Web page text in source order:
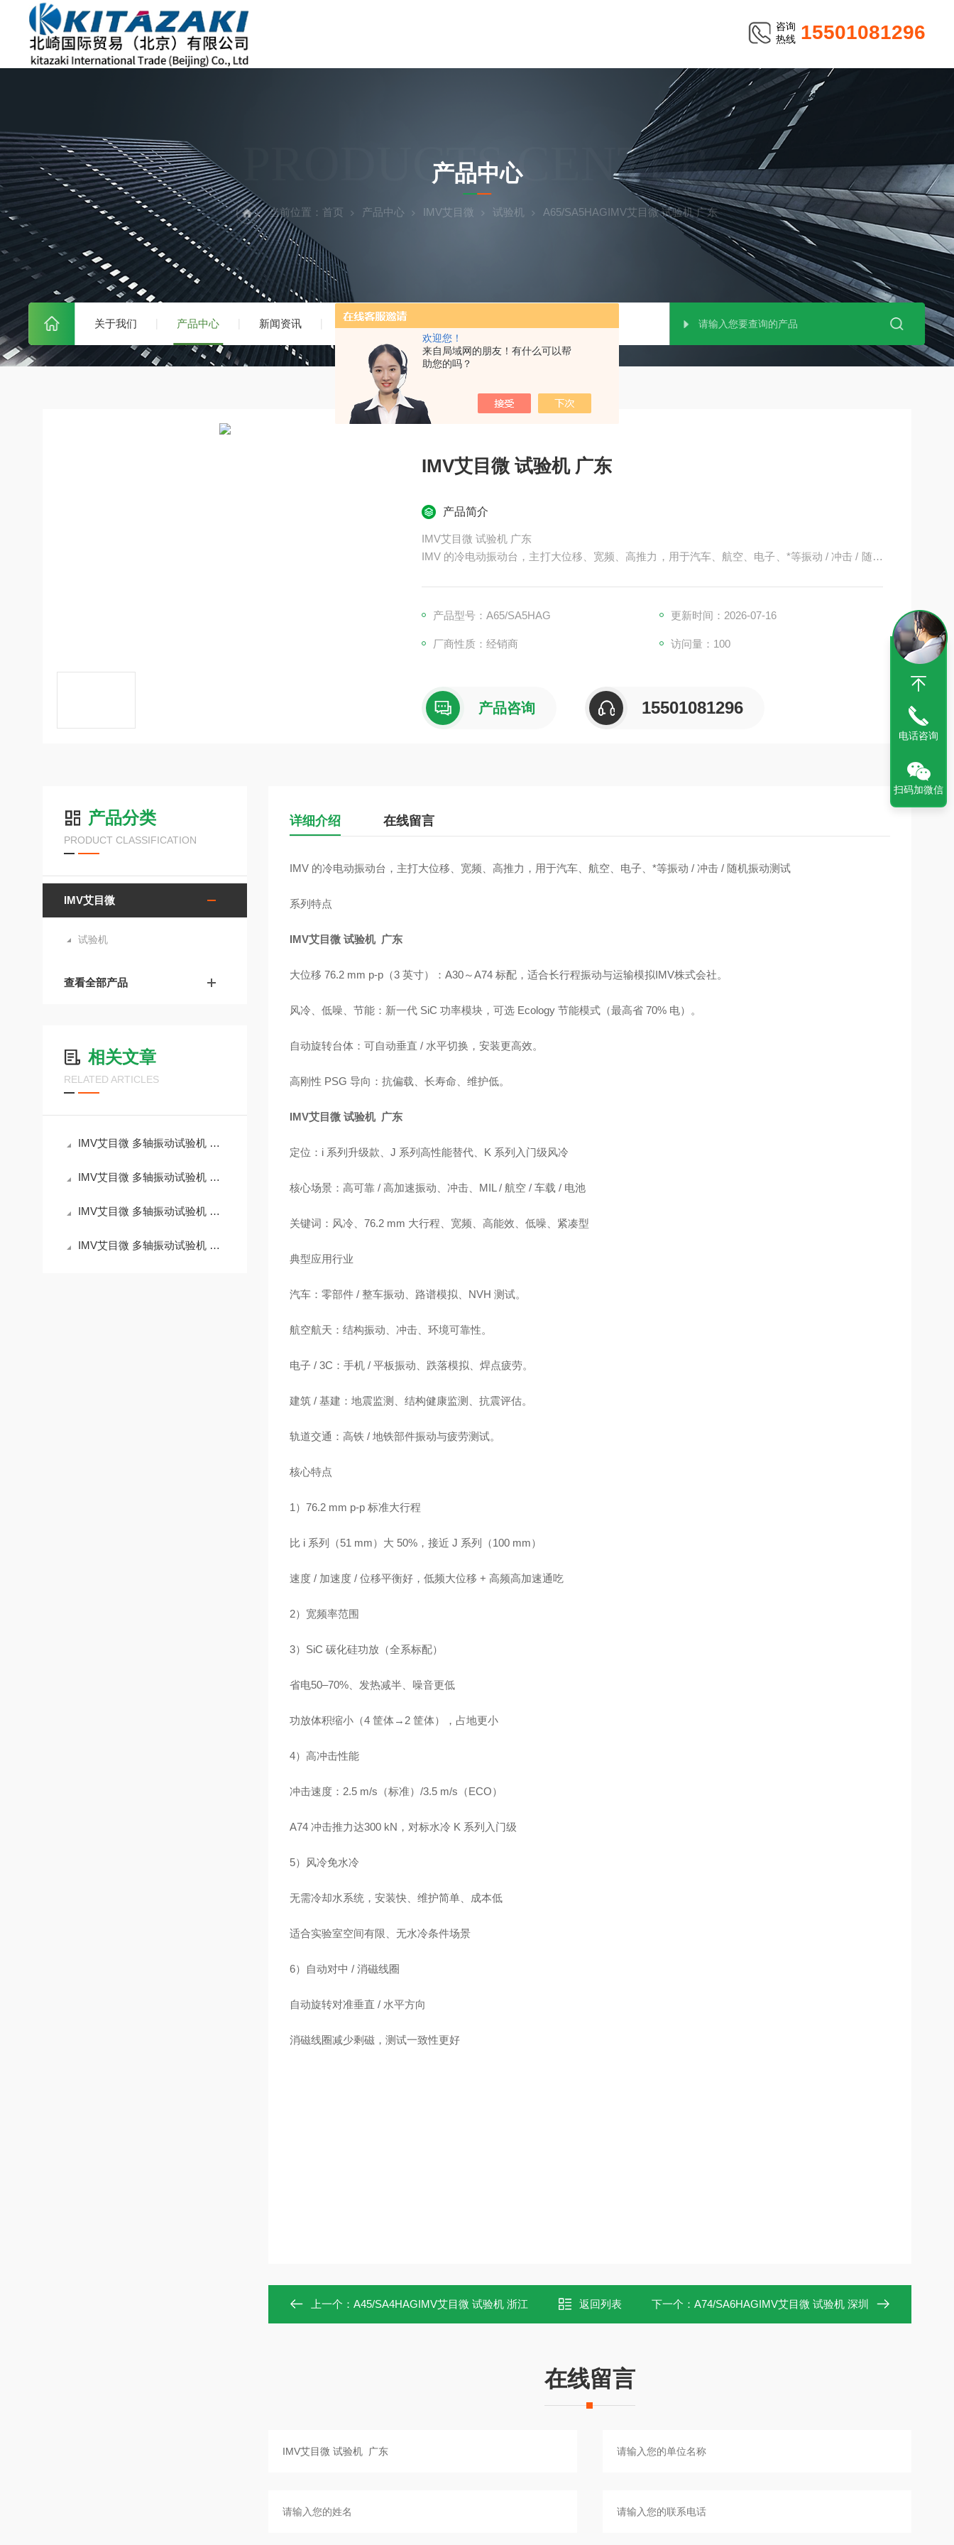
欢迎您！
来自局域网的朋友！有什么可以帮
助您的吗？
咨询
热线 15501081296
关于我们 产品中心 新闻资讯 技术文章
PRODUCTS CENTER
产品中心
当前位置： 首页 产品中心 IMV艾目微 试验机 A65/SA5HAGIMV艾目微 试验机 广东
IMV艾目微 试验机 广东
产品简介
IMV艾目微 试验机 广东
IMV 的冷电动振动台，主打大位移、宽频、高推力，用于汽车、航空、电子、*等振动 / 冲击 / 随机
产品型号：A65/SA5HAG 更新时间：2026-07-16
厂商性质：经销商 访问量：100
产品咨询 15501081296
产品分类
PRODUCT CLASSIFICATION
IMV艾目微
试验机
查看全部产品
相关文章
RELATED ARTICLES
IMV艾目微 多轴振动试验机 DS-5000-10M 产品简介
IMV艾目微 多轴振动试验机 DS-5000-8H 产品简介
IMV艾目微 多轴振动试验机 DS-5000-6H 产品简介
IMV艾目微 多轴振动试验机 DS-3000-15M 产品简介
详细介绍 在线留言
IMV 的冷电动振动台，主打大位移、宽频、高推力，用于汽车、航空、电子、*等振动 / 冲击 / 随机振动测试
系列特点
IMV艾目微 试验机 广东
大位移 76.2 mm p-p（3 英寸）：A30～A74 标配，适合长行程振动与运输模拟IMV株式会社。
风冷、低噪、节能：新一代 SiC 功率模块，可选 Ecology 节能模式（最高省 70% 电）。
自动旋转台体：可自动垂直 / 水平切换，安装更高效。
高刚性 PSG 导向：抗偏载、长寿命、维护低。
IMV艾目微 试验机 广东
定位：i 系列升级款、J 系列高性能替代、K 系列入门级风冷
核心场景：高可靠 / 高加速振动、冲击、MIL / 航空 / 车载 / 电池
关键词：风冷、76.2 mm 大行程、宽频、高能效、低噪、紧凑型
典型应用行业
汽车：零部件 / 整车振动、路谱模拟、NVH 测试。
航空航天：结构振动、冲击、环境可靠性。
电子 / 3C：手机 / 平板振动、跌落模拟、焊点疲劳。
建筑 / 基建：地震监测、结构健康监测、抗震评估。
轨道交通：高铁 / 地铁部件振动与疲劳测试。
核心特点
1）76.2 mm p‑p 标准大行程
比 i 系列（51 mm）大 50%，接近 J 系列（100 mm）
速度 / 加速度 / 位移平衡好，低频大位移 + 高频高加速通吃
2）宽频率范围
3）SiC 碳化硅功放（全系标配）
省电50–70%、发热减半、噪音更低
功放体积缩小（4 筐体→2 筐体），占地更小
4）高冲击性能
冲击速度：2.5 m/s（标准）/3.5 m/s（ECO）
A74 冲击推力达300 kN，对标水冷 K 系列入门级
5）风冷免水冷
无需冷却水系统，安装快、维护简单、成本低
适合实验室空间有限、无水冷条件场景
6）自动对中 / 消磁线圈
自动旋转对准垂直 / 水平方向
消磁线圈减少剩磁，测试一致性更好
上一个： A45/SA4HAGIMV艾目微 试验机 浙江 返回列表 下一个： A74/SA6HAGIMV艾目微 试验机 深圳
在线留言
电话咨询
扫码加微信